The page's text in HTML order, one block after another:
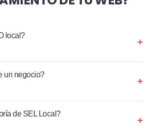
local?
un negocio?
de SEL Local?